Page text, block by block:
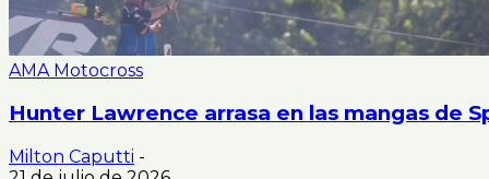
AMA Motocross
Hunter Lawrence arrasa en las mangas de
Milton Caputti -